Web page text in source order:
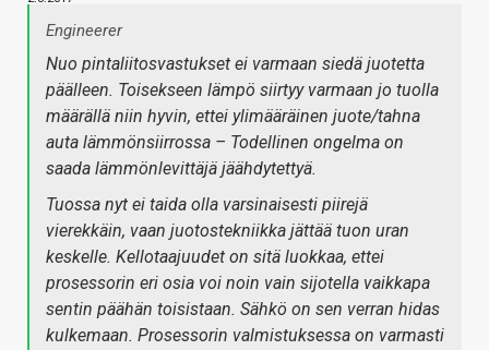
Engineerer
Nuo pintaliitosvastukset ei varmaan siedä juotetta
päälleen. Toisekseen lämpö siirtyy varmaan jo tuolla
määrällä niin hyvin, ettei ylimääräinen juote/tahna
auta lämmönsiirrossa – Todellinen ongelma on
saada lämmönlevittäjä jäähdytettyä.
Tuossa nyt ei taida olla varsinaisesti piirejä
vierekkäin, vaan juotostekniikka jättää tuon uran
keskelle. Kellotaajuudet on sitä luokkaa, ettei
prosessorin eri osia voi noin vain sijotella vaikkapa
sentin päähän toisistaan. Sähkö on sen verran hidas
kulkemaan. Prosessorin valmistuksessa on varmasti